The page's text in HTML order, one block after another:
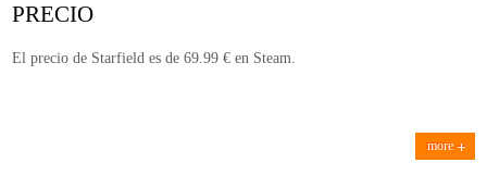
PRECIO
El precio de Starfield es de 69.99 € en Steam.
more